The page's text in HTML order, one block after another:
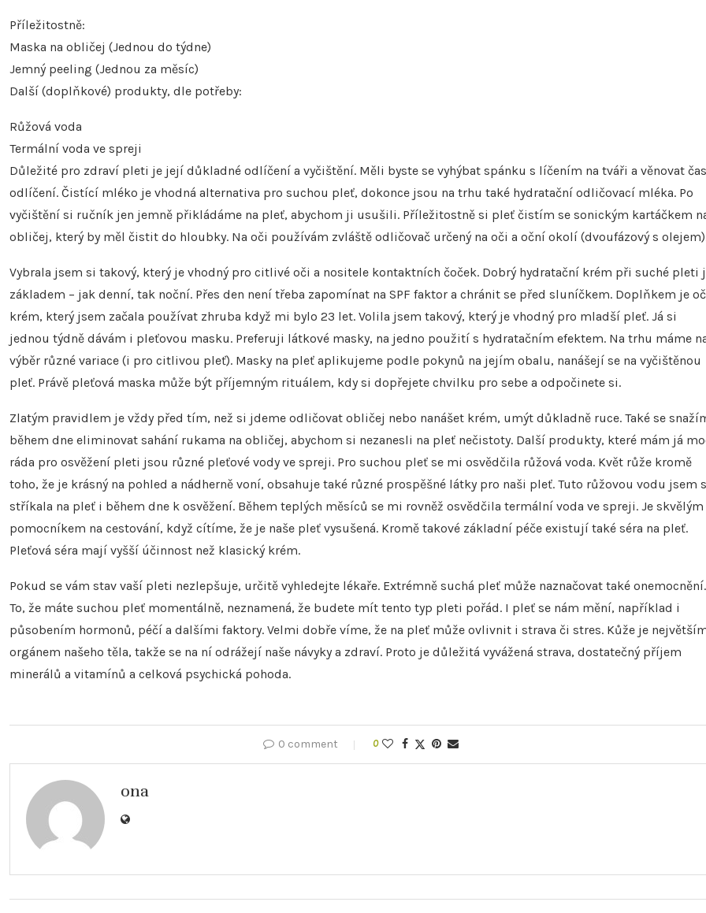
Příležitostně:
Maska na obličej (Jednou do týdne)
Jemný peeling (Jednou za měsíc)
Další (doplňkové) produkty, dle potřeby:
Růžová voda
Termální voda ve spreji
Důležité pro zdraví pleti je její důkladné odlíčení a vyčištění. Měli byste se vyhýbat spánku s líčením na tváři a věnovat čas
odlíčení. Čistící mléko je vhodná alternativa pro suchou pleť, dokonce jsou na trhu také hydratační odličovací mléka. Po
vyčištění si ručník jen jemně přikládáme na pleť, abychom ji usušili. Příležitostně si pleť čistím se sonickým kartáčkem
obličej, který by měl čistit do hloubky. Na oči používám zvláště odličovač určený na oči a oční okolí (dvoufázový s
Vybrala jsem si takový, který je vhodný pro citlivé oči a nositele kontaktních čoček. Dobrý hydratační krém při suché pleti
základem – jak denní, tak noční. Přes den není třeba zapomínat na SPF faktor a chránit se před sluníčkem. Doplňkem je
krém, který jsem začala používat zhruba když mi bylo 23 let. Volila jsem takový, který je vhodný pro mladší pleť. Já si
jednou týdně dávám i pleťovou masku. Preferuji látkové masky, na jedno použití s hydratačním efektem. Na trhu máme
výběr různé variace (i pro citlivou pleť). Masky na pleť aplikujeme podle pokynů na jejím obalu, nanášejí se na vyčištěnou
pleť. Právě pleťová maska může být příjemným rituálem, kdy si dopřejete chvilku pro sebe a odpočinete si.
Zlatým pravidlem je vždy před tím, než si jdeme odličovat obličej nebo nanášet krém, umýt důkladně ruce. Také se
během dne eliminovat sahání rukama na obličej, abychom si nezanesli na pleť nečistoty. Další produkty, které mám já
ráda pro osvěžení pleti jsou různé pleťové vody ve spreji. Pro suchou pleť se mi osvědčila růžová voda. Květ růže kromě
toho, že je krásný na pohled a nádherně voní, obsahuje také různé prospěšné látky pro naši pleť. Tuto růžovou vodu jsem
stříkala na pleť i během dne k osvěžení. Během teplých měsíců se mi rovněž osvědčila termální voda ve spreji. Je skvělým
pomocníkem na cestování, když cítíme, že je naše pleť vysušená. Kromě takové základní péče existují také séra na pleť.
Pleťová séra mají vyšší účinnost než klasický krém.
Pokud se vám stav vaší pleti nezlepšuje, určitě vyhledejte lékaře. Extrémně suchá pleť může naznačovat také onemocnění.
To, že máte suchou pleť momentálně, neznamená, že budete mít tento typ pleti pořád. I pleť se nám mění, například i
působením hormonů, péčí a dalšími faktory. Velmi dobře víme, že na pleť může ovlivnit i strava či stres. Kůže je
orgánem našeho těla, takže se na ní odrážejí naše návyky a zdraví. Proto je důležitá vyvážená strava, dostatečný příjem
minerálů a vitamínů a celková psychická pohoda.
0 comment 0
ona